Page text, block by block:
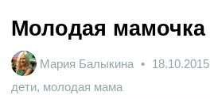
Молодая мамочка
Мария Балыкина 18.10.2015
дети, молодая мама